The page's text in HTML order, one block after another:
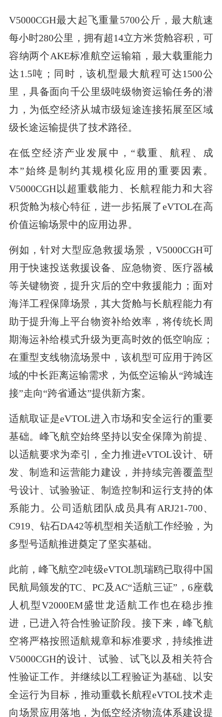
V5000CGH最大起飞重量5700公斤，最大航速
每小时280公里，拥有超14立方米货舱容积，可
容纳两个AKE标准航空运输箱，最大载重能力
达1.5吨；同时，该机型最大航程可达1500公
里，具备面向千公里级吨级物资运输任务的潜
力，为低空经济从城市级短途连接拓展至区域
级长途运输提供了技术路径。
在低空经济产业发展中，“载重、航程、成
本”始终是制约其规模化应用的重要因素。
V5000CGH以超重载能力、长航程能力和大容
积货舱为核心特征，进一步拓展了eVTOL在高
价值运输场景中的应用边界。
例如，针对大型应急救援场景，V5000CGH可
用于快速投送救援设备、应急物资、医疗器械
等关键物资，提升灾后的空中救援能力；面对
海洋工程保障场景，其大货舱与长航程能力有
助于提升海上平台物资补给效率，将传统长周
期海运补给模式升级为更高时效的低空响应；
在重型支线物流场景中，该机型可应用于跨区
域的中长距离运输需求，为低空运输从“跨城连
接”走向“跨省通达”提供新方案。
适航取证是eVTOL进入市场和安全运行的重要
基础。峰飞航空始终坚持以安全保障为前提、
以适航要求为牵引，全力推进eVTOL设计、研
发、制造和运营能力建设，并持续完善覆盖型
号设计、试验验证、制造控制和运行支持的体
系能力。公司适航团队成员具有ARJ21-700、
C919、钻石DA42等机型相关适航工作经验，为
多型号适航推进奠定了坚实基础。
此前，峰飞航空2吨级eVTOL凯瑞鸥已取得中国
民航局颁发的TC、PC及AC“适航三证”，6座载
人机型V2000EM盛世龙适航工作也在稳步推
进，已进入符合性验证阶段。接下来，峰飞航
空将严格按照适航规章和标准要求，持续推进
V5000CGH的设计、试验、试飞以及相关符合
性验证工作。并继续以工程验证为基础、以安
全运行为目标，推动重载长航程eVTOL技术走
向场景应用落地，为低空经济物流体系建设提